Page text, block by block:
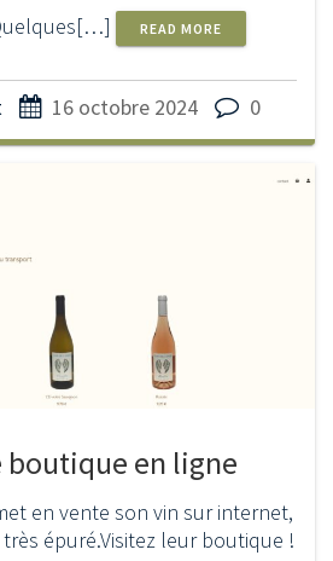
READ MORE
16 octobre 2024 0
boutique en ligne
en vente son vin sur internet,
épuré.Visitez leur boutique !